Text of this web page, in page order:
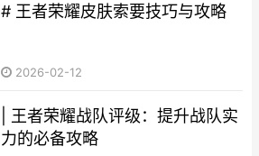
# 王者荣耀皮肤索要技巧与攻略
2026-02-12
| 王者荣耀战队评级：提升战队实
力的必备攻略